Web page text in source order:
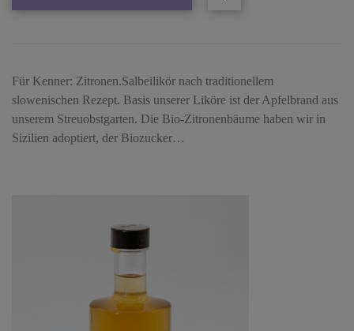
Für Kenner: Zitronen.Salbeilikör nach traditionellem
slowenischen Rezept. Basis unserer Liköre ist der Apfelbrand aus
unserem Streuobstgarten. Die Bio-Zitronenbäume haben wir in
Sizilien adoptiert, der Biozucker…